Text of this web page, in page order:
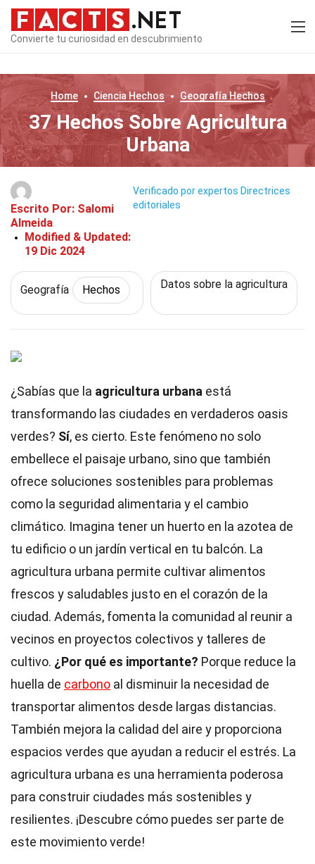
Convierte tu curiosidad en descubrimiento
Home Ciencia Hechos GeografíaHechos
37 Hechos Sobre Agricultura
Urbana
Escrito Por: Salomi
Almeida
Modified & Updated:
19 Dic 2024
Verificado por expertos Directrices
editoriales
Geografía Hechos Datos sobre la agricultura
¿Sabías que la agricultura urbana está
transformando las ciudades en verdaderos oasis
verdes? Sí, es cierto. Este fenómeno no solo
embellece el paisaje urbano, sino que también
ofrece soluciones sostenibles para problemas
como la seguridad alimentaria y el cambio
climático. Imagina tener un huerto en la azotea de
tu edificio o un jardín vertical en tu balcón. La
agricultura urbana permite cultivar alimentos
frescos y saludables justo en el corazón de la
ciudad. Además, fomenta la comunidad al reunir a
vecinos en proyectos colectivos y talleres de
cultivo. ¿Por qué es importante? Porque reduce la
huella de carbono al disminuir la necesidad de
transportar alimentos desde largas distancias.
También mejora la calidad del aire y proporciona
espacios verdes que ayudan a reducir el estrés. La
agricultura urbana es una herramienta poderosa
para construir ciudades más sostenibles y
resilientes. ¡Descubre cómo puedes ser parte de
este movimiento verde!